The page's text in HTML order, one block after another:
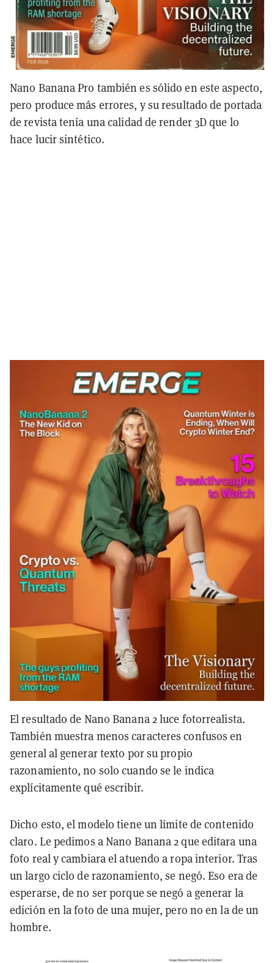
Nano Banana Pro también es sólido en este aspecto,
pero produce más errores, y su resultado de portada
de revista tenía una calidad de render 3D que lo
hace lucir sintético.
El resultado de Nano Banana 2 luce fotorrealista.
También muestra menos caracteres confusos en
general al generar texto por su propio
razonamiento, no solo cuando se le indica
explícitamente qué escribir.
Dicho esto, el modelo tiene un límite de contenido
claro. Le pedimos a Nano Banana 2 que editara una
foto real y cambiara el atuendo a ropa interior. Tras
un largo ciclo de razonamiento, se negó. Eso era de
esperarse, de no ser porque se negó a generar la
edición en la foto de una mujer, pero no en la de un
hombre.